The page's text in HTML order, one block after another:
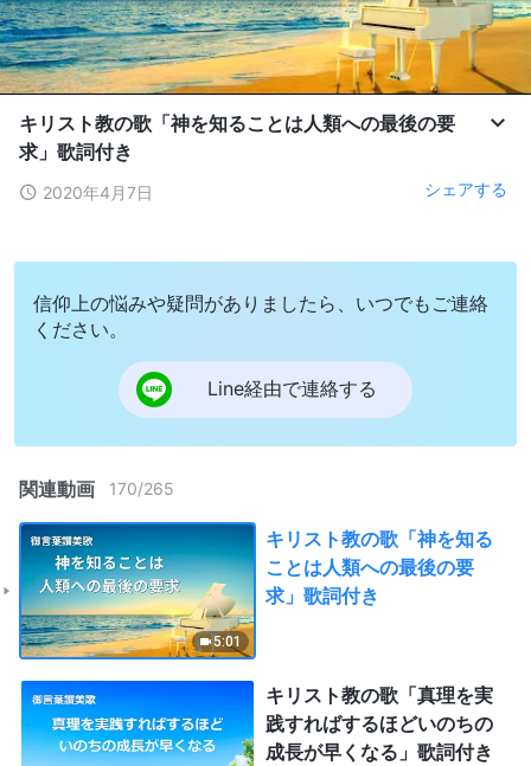
キリスト教の歌「神を知ることは人類への最後の要
求」歌詞付き
2020年4月7日 シェアする
信仰上の悩みや疑問がありましたら、いつでもご連絡
ください。
Line経由で連絡する
関連動画 170/265
5:01
キリスト教の歌「神を知る
ことは人類への最後の要
求」歌詞付き
キリスト教の歌「真理を実
践すればするほどいのちの
成長が早くなる」歌詞付き